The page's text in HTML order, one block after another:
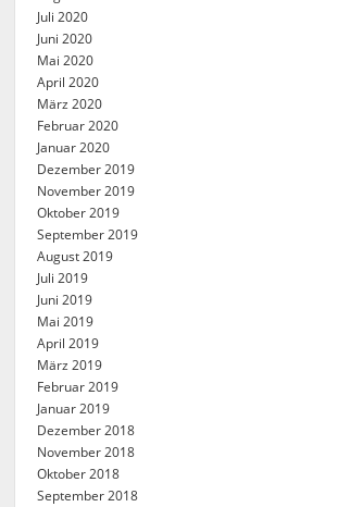
Juli 2020
Juni 2020
Mai 2020
April 2020
März 2020
Februar 2020
Januar 2020
Dezember 2019
November 2019
Oktober 2019
September 2019
August 2019
Juli 2019
Juni 2019
Mai 2019
April 2019
März 2019
Februar 2019
Januar 2019
Dezember 2018
November 2018
Oktober 2018
September 2018